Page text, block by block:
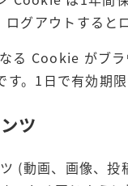
グアウトすると
る Cookie がブ
。1日で有効期限
ツ
(動画、画像、